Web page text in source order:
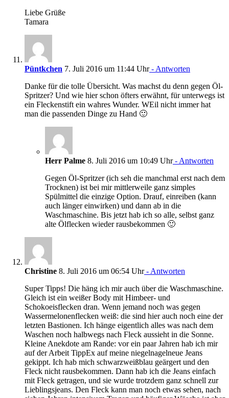
Liebe Grüße
Tamara
Püntkchen 7. Juli 2016 um 11:44 Uhr- Antworten
Danke für die tolle Übersicht. Was machst du denn gegen Öl-
Spritzer? Und wie hier schon öfters erwähnt, für unterwegs ist
ein Fleckenstift ein wahres Wunder. WEil nicht immer hat
man die passenden Dinge zu Hand 🙂
Herr Palme 8. Juli 2016 um 10:49 Uhr- Antworten
Gegen Öl-Spritzer (ich seh die manchmal erst nach dem
Trocknen) ist bei mir mittlerweile ganz simples
Spülmittel die einzige Option. Drauf, einreiben (kann
auch länger einwirken) und dann ab in die
Waschmaschine. Bis jetzt hab ich so alle, selbst ganz
alte Ölflecken wieder rausbekommen 🙂
Christine 8. Juli 2016 um 06:54 Uhr- Antworten
Super Tipps! Die häng ich mir auch über die Waschmaschine.
Gleich ist ein weißer Body mit Himbeer- und
Schokoeisflecken dran. Wenn jemand noch was gegen
Wassermelonenflecken weiß: die sind hier auch noch eine der
letzten Bastionen. Ich hänge eigentlich alles was nach dem
Waschen noch halbwegs nach Fleck aussieht in die Sonne.
Kleine Anekdote am Rande: vor ein paar Jahren hab ich mir
auf der Arbeit TippEx auf meine niegelnagelneue Jeans
gekippt. Ich hab mich schwarzweißblau geärgert und den
Fleck nicht rausbekommen. Dann hab ich die Jeans einfach
mit Fleck getragen, und sie wurde trotzdem ganz schnell zur
Lieblingsjeans. Den Fleck kann man noch etwas sehen, nach